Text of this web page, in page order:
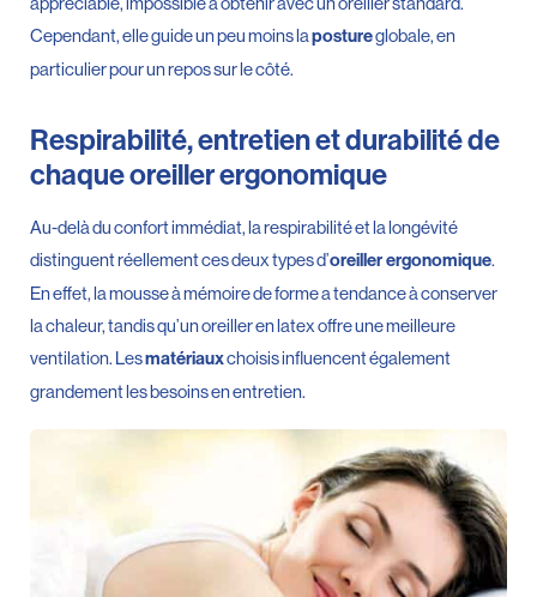
Cependant, elle guide un peu moins lapostureglobale, en
particulier pour un repos sur le côté.
Respirabilité, entretien et durabilité de
chaque oreiller ergonomique
Au-delà du confort immédiat, la respirabilité et la longévité
distinguent réellement ces deux types d’oreiller ergonomique.
En effet, la mousse à mémoire de forme a tendance à conserver
la chaleur, tandis qu’un oreiller en latex offre une meilleure
ventilation. Lesmatériauxchoisis influencent également
grandement les besoins en entretien.